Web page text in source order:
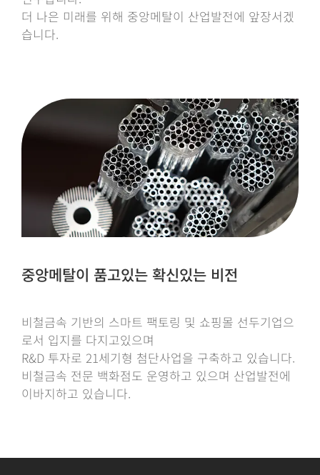
더 나은 미래를 위해 중앙메탈이 산업발전에 앞장서겠
습니다.
중앙메탈이 품고있는 확신있는 비전
비철금속 기반의 스마트 팩토링 및 쇼핑몰 선두기업으
로서 입지를 다지고있으며
R&D 투자로 21세기형 첨단사업을 구축하고 있습니다.
비철금속 전문 백화점도 운영하고 있으며 산업발전에
이바지하고 있습니다.